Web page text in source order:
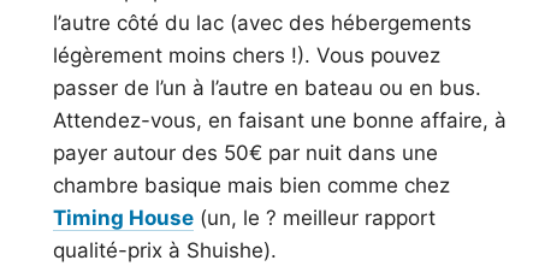
l’autre côté du lac (avec des hébergements
légèrement moins chers !). Vous pouvez
passer de l’un à l’autre en bateau ou en bus.
Attendez-vous, en faisant une bonne affaire, à
payer autour des 50€ par nuit dans une
chambre basique mais bien comme chez
Timing House (un, le ? meilleur rapport
qualité-prix à Shuishe).